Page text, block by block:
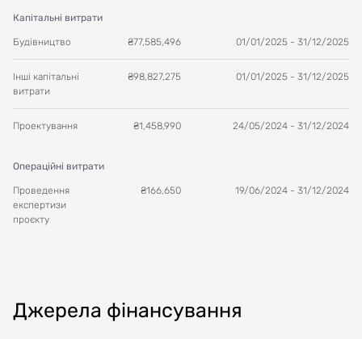
Капітальні витрати
Будівництво ₴77,585,496 01/01/2025 - 31/12/2025
Інші капітальні
витрати
₴98,827,275 01/01/2025 - 31/12/2025
Проектування ₴1,458,990 24/05/2024 - 31/12/2024
Операційні витрати
Проведення
експертизи
проєкту
₴166,650 19/06/2024 - 31/12/2024
Джерела фінансування